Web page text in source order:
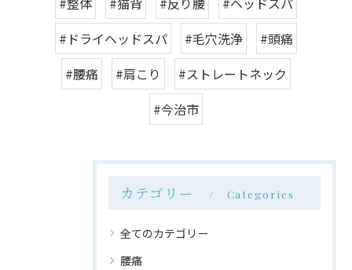
#ドライヘッドスパ
#毛穴洗浄
#頭痛
#腰痛
#肩こり
#ストレートネック
#今治市
カテゴリー Categories
全てのカテゴリー
腰痛